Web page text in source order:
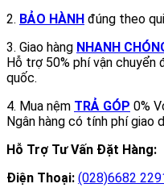
2. BẢO HÀNH đúng theo
3. Giao hàng NHANH
Hỗ trợ 50% phí vận
quốc.
4. Mua nệm TRẢ GÓP 0%
Ngân hàng có tính phí giao
Hỗ Trợ Tư Vấn Đặt Hàng:
Điện Thoại: (028)6682